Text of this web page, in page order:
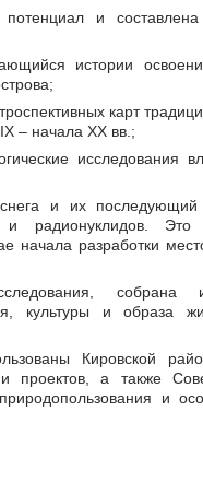
потенциал и
истории
карт
– начала XX вв.;
исследования
и их
радионуклидов. Это
начала разработки
собрана
культуры и образа
Кировской
и проектов, а также
и